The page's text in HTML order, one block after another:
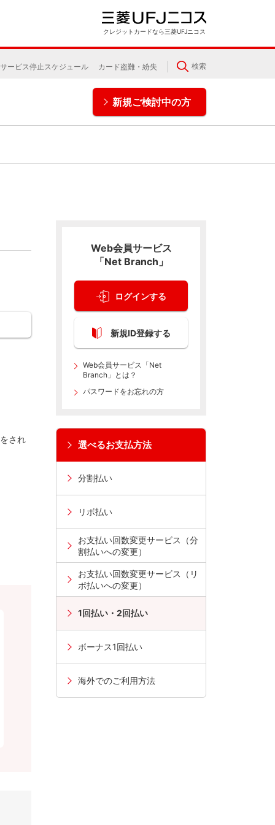
クレジットカードなら三菱UFJニコス
サービス停止スケジュール カード盗難・紛失 検索
新規ご検討中の方
され
Web会員サービス
「Net Branch」
ログインする
新規ID登録する
Web会員サービス「Net
Branch」とは？
パスワードをお忘れの方
選べるお支払方法
分割払い
リボ払い
お支払い回数変更サービス（分
割払いへの変更）
お支払い回数変更サービス（リ
ボ払いへの変更）
1回払い・2回払い
ボーナス1回払い
海外でのご利用方法